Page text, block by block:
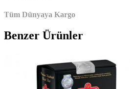
Tüm Dünyaya Kargo
Benzer Ürünler